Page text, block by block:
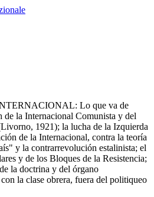
Lo que va de
la Internacional Comunista y del
1921); la lucha de la Izquierda
de la Internacional, contra la teoría
y la contrarrevolución estalinista; el
y de los Bloques de la Resistencia;
la doctrina y del órgano
la clase obrera, fuera del politiqueo